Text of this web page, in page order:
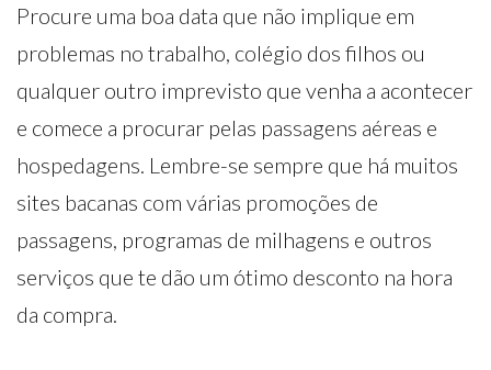
Procure uma boa data que não implique em
problemas no trabalho, colégio dos filhos ou
qualquer outro imprevisto que venha a acontecer
e comece a procurar pelas passagens aéreas e
hospedagens. Lembre-se sempre que há muitos
sites bacanas com várias promoções de
passagens, programas de milhagens e outros
serviços que te dão um ótimo desconto na hora
da compra.